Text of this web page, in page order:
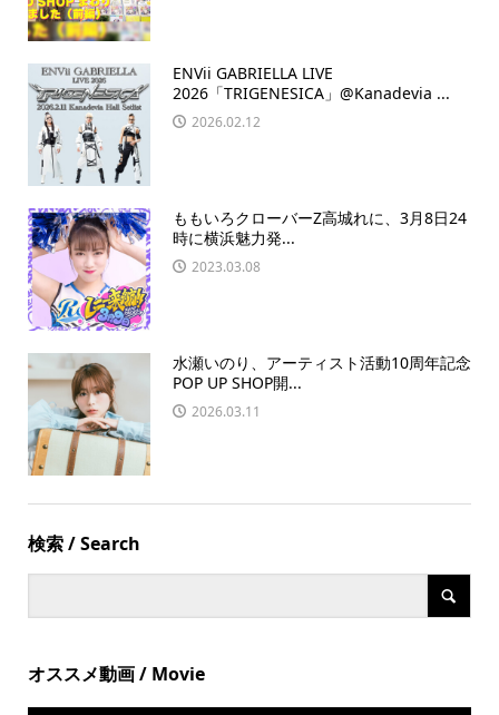
ENVii GABRIELLA LIVE
2026「TRIGENESICA」@Kanadevia ...
2026.02.12
ももいろクローバーZ高城れに、3月8日24
時に横浜魅力発...
2023.03.08
水瀬いのり、アーティスト活動10周年記念
POP UP SHOP開...
2026.03.11
検索 / Search
オススメ動画 / Movie